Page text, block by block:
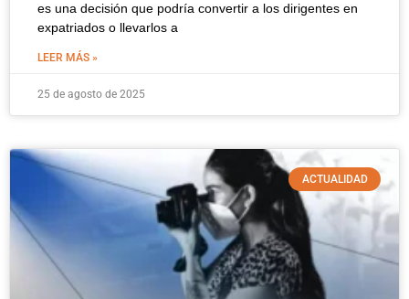
es una decisión que podría convertir a los dirigentes en
expatriados o llevarlos a
LEER MÁS »
25 de agosto de 2025
ACTUALIDAD